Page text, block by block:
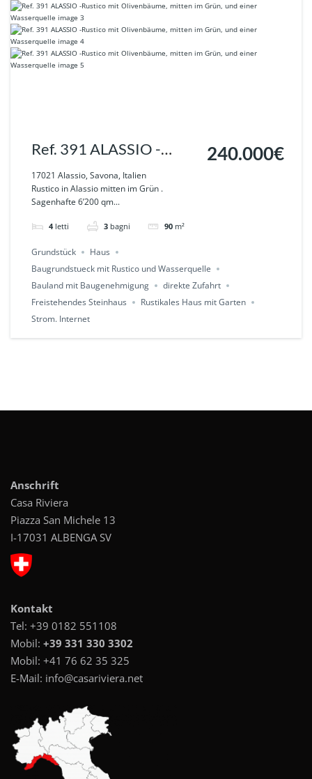
Ref. 391 ALASSIO -
Rustico mit
Olivenbäume, mitten im
Grün, und einer
17021 Alassio, Savona, Italien
Rustico in Alassio mitten im Grün .
Sagenhafte 6’200 qm...
4 letti 3 bagni 90 m²
240.000€
Grundstück
Haus
Baugrundstueck mit Rustico und Wasserquelle
Bauland mit Baugenehmigung
direkte Zufahrt
Freistehendes Steinhaus
Rustikales Haus mit Garten
Strom. Internet
Anschrift
Casa Riviera
Piazza San Michele 13
I-17031 ALBENGA SV
Kontakt
Tel: +39 0182 551108
Mobil: +39 331 330 3302
Mobil: +41 76 62 35 325
E-Mail: info@casariviera.net